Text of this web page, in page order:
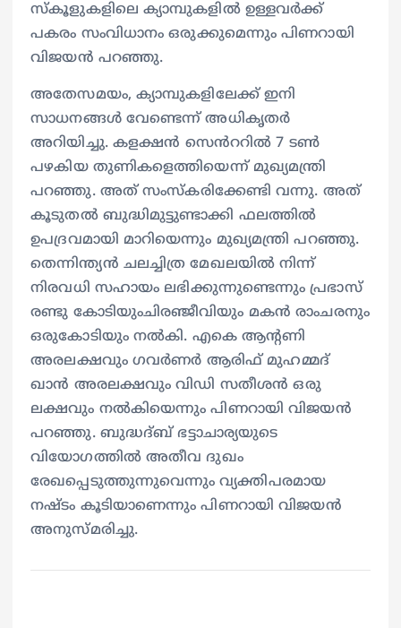
സ്കൂളുകളിലെ ക്യാമ്പുകളിൽ ഉള്ളവർക്ക്
പകരം സംവിധാനം ഒരുക്കുമെന്നും പിണറായി
വിജയൻ പറഞ്ഞു.
അതേസമയം, ക്യാമ്പുകളിലേക്ക് ഇനി
സാധനങ്ങൾ വേണ്ടെന്ന് അധികൃതർ
അറിയിച്ചു. കളക്ഷൻ സെൻററിൽ 7 ടൺ
പഴകിയ തുണികളെത്തിയെന്ന് മുഖ്യമന്ത്രി
പറഞ്ഞു. അത് സംസ്കരിക്കേണ്ടി വന്നു. അത്
കൂടുതൽ ബുദ്ധിമുട്ടുണ്ടാക്കി ഫലത്തിൽ
ഉപദ്രവമായി മാറിയെന്നും മുഖ്യമന്ത്രി പറഞ്ഞു.
തെന്നിന്ത്യൻ ചലച്ചിത്ര മേഖലയിൽ നിന്ന്
നിരവധി സഹായം ലഭിക്കുന്നുണ്ടെന്നും പ്രഭാസ്
രണ്ടു കോടിയുംചിരഞ്ജീവിയും മകൻ രാംചരനും
ഒരുകോടിയും നല്‍കി. എകെ ആന്‍റണി
അരലക്ഷവും ഗവര്‍ണര്‍ ആരിഫ് മുഹമ്മദ്
ഖാൻ അരലക്ഷവും വിഡി സതീശൻ ഒരു
ലക്ഷവും നല്‍കിയെന്നും പിണറായി വിജയൻ
പറഞ്ഞു. ബുദ്ധദ്ബ് ഭട്ടാചാര്യയുടെ
വിയോഗത്തിൽ അതീവ ദുഖം
രേഖപ്പെടുത്തുന്നുവെന്നും വ്യക്തിപരമായ
നഷ്ടം കൂടിയാണെന്നും പിണറായി വിജയൻ
അനുസ്മരിച്ചു.